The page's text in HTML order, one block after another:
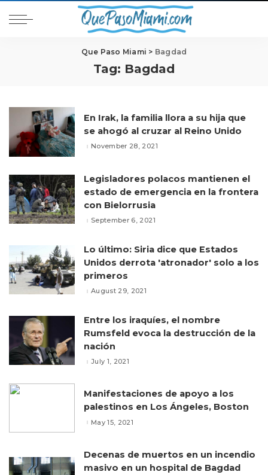
Que Paso Miami > Bagdad
Tag: Bagdad
En Irak, la familia llora a su hija que
se ahogó al cruzar al Reino Unido
November 28, 2021
Legisladores polacos mantienen el
estado de emergencia en la frontera
con Bielorrusia
September 6, 2021
Lo último: Siria dice que Estados
Unidos derrota 'atronador' solo a los
primeros
August 29, 2021
Entre los iraquíes, el nombre
Rumsfeld evoca la destrucción de la
nación
July 1, 2021
Manifestaciones de apoyo a los
palestinos en Los Ángeles, Boston
May 15, 2021
Decenas de muertos en un incendio
masivo en un hospital de Bagdad